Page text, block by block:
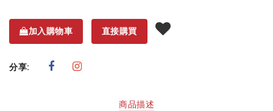
加入購物車 直接購買
分享:
商品描述